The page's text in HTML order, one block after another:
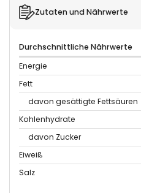
Zutaten und Nährwerte
Durchschnittliche Nährwerte
Energie
Fett
davon gesättigte Fettsäuren
Kohlenhydrate
davon Zucker
Eiweiß
Salz